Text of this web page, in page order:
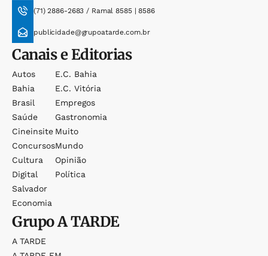
(71) 2886-2683 / Ramal 8585 | 8586
publicidade@grupoatarde.com.br
Canais e Editorias
Autos
Bahia
Brasil
Saúde
Cineinsite
Concursos
Cultura
Digital
Salvador
Economia
E.c. Bahia
E.c. Vitória
Empregos
Gastronomia
Muito
Mundo
Opinião
Política
GrupoA TARDE
A TARDE